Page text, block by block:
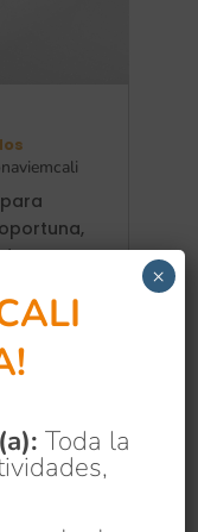
para
llegue
Toda la
×